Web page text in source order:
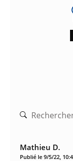
Mathieu D.
Publié le 9/5/22,